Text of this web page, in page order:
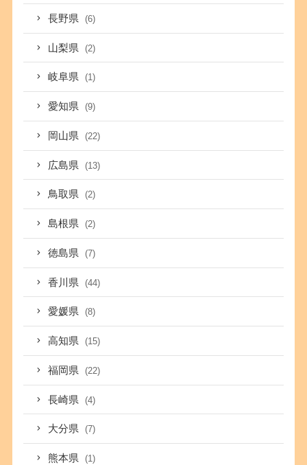
長野県 (6)
山梨県 (2)
岐阜県 (1)
愛知県 (9)
岡山県 (22)
広島県 (13)
鳥取県 (2)
島根県 (2)
徳島県 (7)
香川県 (44)
愛媛県 (8)
高知県 (15)
福岡県 (22)
長崎県 (4)
大分県 (7)
熊本県 (1)